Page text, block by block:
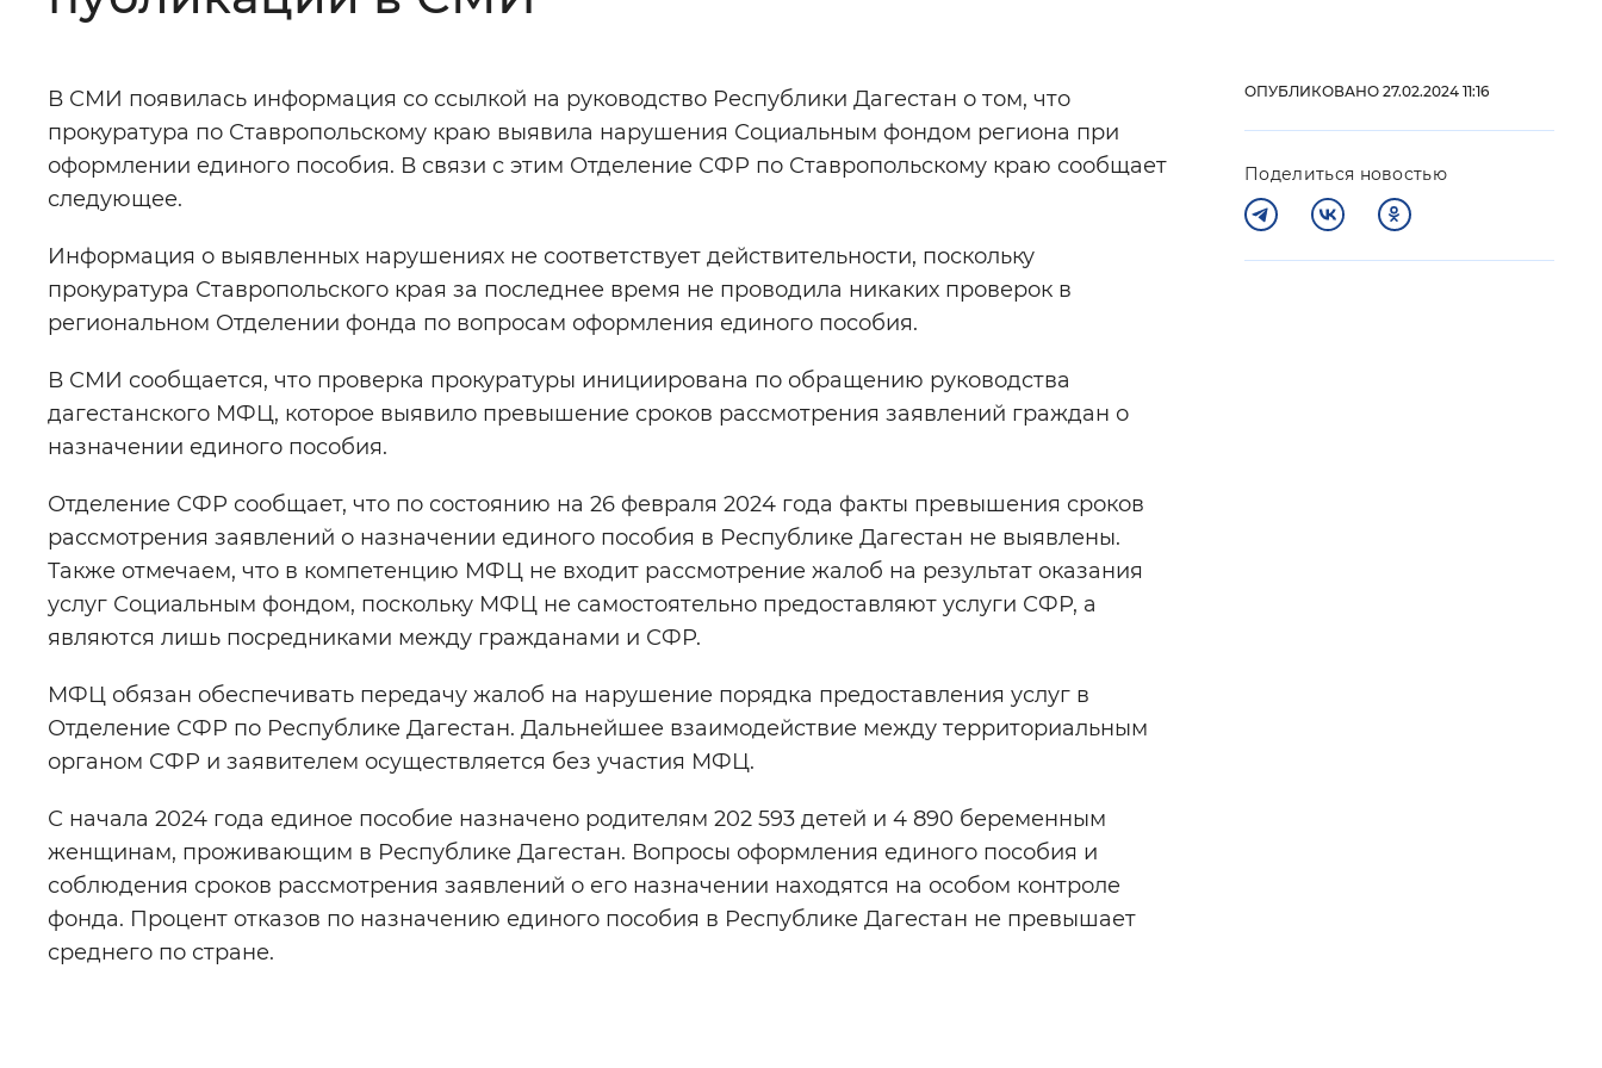
Изображения: Включены Выключены
Вернуть стандартные настройки
В СМИ появилась информация со ссылкой на руководство Республики Дагестан о том, что
прокуратура по Ставропольскому краю выявила нарушения Социальным фондом региона при
оформлении единого пособия. В связи с этим Отделение СФР по Ставропольскому краю сообщает
следующее.
Информация о выявленных нарушениях не соответствует действительности, поскольку
прокуратура Ставропольского края за последнее время не проводила никаких проверок в
региональном Отделении фонда по вопросам оформления единого пособия.
В СМИ сообщается, что проверка прокуратуры инициирована по обращению руководства
дагестанского МФЦ, которое выявило превышение сроков рассмотрения заявлений граждан о
назначении единого пособия.
Отделение СФР сообщает, что по состоянию на 26 февраля 2024 года факты превышения сроков
рассмотрения заявлений о назначении единого пособия в Республике Дагестан не выявлены.
Также отмечаем, что в компетенцию МФЦ не входит рассмотрение жалоб на результат оказания
услуг Социальным фондом, поскольку МФЦ не самостоятельно предоставляют услуги СФР, а
являются лишь посредниками между гражданами и СФР.
МФЦ обязан обеспечивать передачу жалоб на нарушение порядка предоставления услуг в
Отделение СФР по Республике Дагестан. Дальнейшее взаимодействие между территориальным
органом СФР и заявителем осуществляется без участия МФЦ.
С начала 2024 года единое пособие назначено родителям 202 593 детей и 4 890 беременным
женщинам, проживающим в Республике Дагестан. Вопросы оформления единого пособия и
соблюдения сроков рассмотрения заявлений о его назначении находятся на особом контроле
фонда. Процент отказов по назначению единого пособия в Республике Дагестан не превышает
среднего по стране.
ОПУБЛИКОВАНО 27.02.2024 11:16
Поделиться новостью